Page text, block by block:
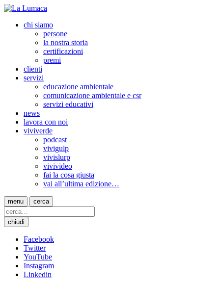
chi siamo
persone
la nostra storia
certificazioni
premi
clienti
servizi
educazione ambientale
comunicazione ambientale e csr
servizi educativi
news
lavora con noi
viviverde
podcast
vivigulp
vivislurp
vivivideo
fai la cosa giusta
vai all’ultima edizione…
menu cerca
chiudi
Facebook
Twitter
YouTube
Instagram
Linkedin